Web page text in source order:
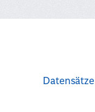
Datensätze